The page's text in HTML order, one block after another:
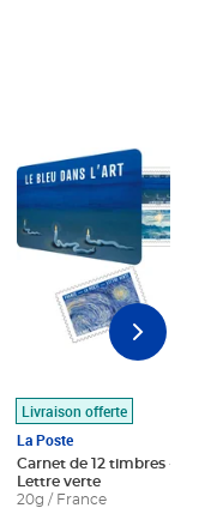
Livraison offerte
La Poste
Carnet de 12 timbres - Le
Lettre verte
20g / France